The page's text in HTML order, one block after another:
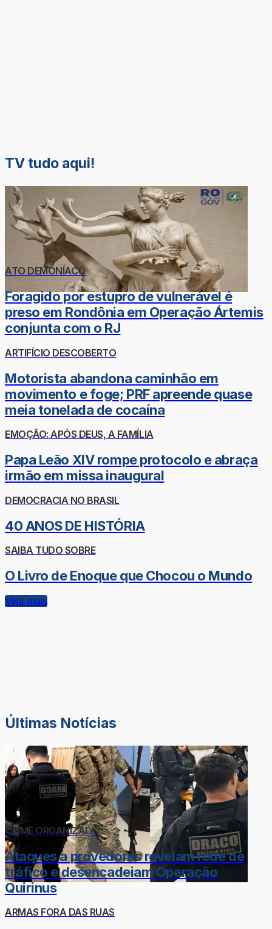
TV tudo aqui!
ATO DEMONÍACO
Foragido por estupro de vulnerável é
preso em Rondônia em Operação Ártemis
conjunta com o RJ
ARTIFÍCIO DESCOBERTO
Motorista abandona caminhão em
movimento e foge; PRF apreende quase
meia tonelada de cocaína
EMOÇÃO: APÓS DEUS, A FAMÍLIA
Papa Leão XIV rompe protocolo e abraça
irmão em missa inaugural
DEMOCRACIA NO BRASIL
40 ANOS DE HISTÓRIA
SAIBA TUDO SOBRE
O Livro de Enoque que Chocou o Mundo
Veja mais
Últimas Notícias
CRIME ORGANIZADO
Ataques a provedores revelam rede de
tráfico e desencadeiam Operação
Quirinus
ARMAS FORA DAS RUAS